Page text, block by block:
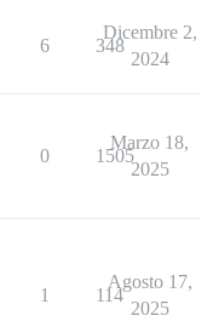
6 348
Dicembre 2,
2024
0 1505
Marzo 18,
2025
1 114
Agosto 17,
2025